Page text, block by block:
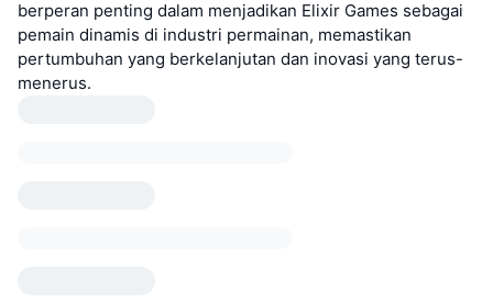
berperan penting dalam menjadikan Elixir Games sebagai
pemain dinamis di industri permainan, memastikan
pertumbuhan yang berkelanjutan dan inovasi yang terus-
menerus.